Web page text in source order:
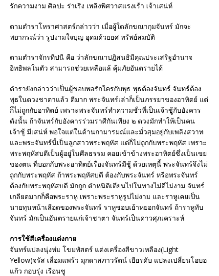
รักความงาม ศิลปะ ร่าเริง เพลิงพิศวาสแรงเร้า เจ้าเสน่ห์
ตามตำราโหราศาสตร์กล่าวว่า เมื่อผู้ใดลักขณากุมจันทร์ มักจะ
พยากรณ์ว่า รูปงามใจบุญ อุดมด้วยยศ ทรัพย์สมบัติ
ตามตำราจักรทีปนี คือ ว่าลักขณาปฏิสนธิมีคุณประเสริฐอำนาจ
อิทธิพลในตัว สามารถช่วยเหลือแล้ คุ้มภัยอันตรายได้
ตำรายังกล่าวว่าเป็นผู้ชอบพอรักใครกับพุธ พุธต้องจันทร์ จันทร์ต้อง
พุธในดวงชาตาแล้ว ดีมาก พระจันทร์เล่าก็เป็นภรรยาของอาทิตย์ แต่
ก็ไม่ถูกกับอาทิตย์ เพราะพระจันทร์ทำความชั่วที่เป็นเจ้าชู้กับอังคาร
ดังนั้น ถ้าจันทร์กับอังคารร่วมราศีกันเพียง ๒ ดวงมักทำให้เป็นคน
เจ้าชู้ มีเสน่ห์ พอใจแต่ในด้านกามารมณ์และมั่วสุมอยู่กับเพลิงสวาท
และพระจันทร์นี้เป็นลูกสาวพระพฤหัส แต่ก็ไม่ถูกกับพระพฤหัส เพราะ
พระพฤหัสบดีเป็นผู้อยู่ในศีลธรรม คอยเข้าข้างพระอาทิตย์ซึ่งเป็นเขย
ของตน ที่บอกกับพระอาทิตย์เรื่องจันทร์มีชู้ ด้วยเหตุนี้ พระจันทร์จึงไม่
ถูกกับพระพฤหัส ถ้าพระพฤหัสบดี ต้องกับพระจันทร์ หรือพระจันทร์
ต้องกับพระพฤหัสบดี มักถูก ตำหนิติเตียนไปในทางไม่ดีไม่งาม จันทร์
เกลียดมากก็คือพระราหู เพราะพระราหูรูปไม่งาม และราหูเคยเป็น
นายทุนหน้าเลือดของพระจันทร์ ราหูชอบเย้าหยอกจันทร์ ถ้าราหูทับ
จันทร์ มักเป็นอันตรายแก่เจ้าชาตา จันทร์เป็นดาวศุภเคราะห์
การใช้สีเครื่องแต่งกาย
จันทร์แปลงนุ่งห่ม โขมพัสตร์ แต่งเครื่องสีขาวเหลือง(Light
Yellow)จรัส เลื่อมแพร้ว มุกดาสภาวรัตน์ เยียรดับ แปลงเปลี่ยนโอบอ
แก้ว กอบรุ่ง เรือนชู